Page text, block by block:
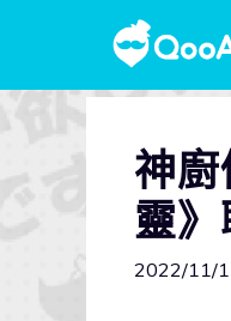
神
靈
2022/11/